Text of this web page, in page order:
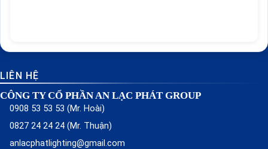
LIÊN HỆ
CÔNG TY CỔ PHẦN AN LẠC PHÁT GROUP
0908 53 53 53 (Mr. Hoài)
0827 24 24 24 (Mr. Thuận)
anlacphatlighting@gmail.com